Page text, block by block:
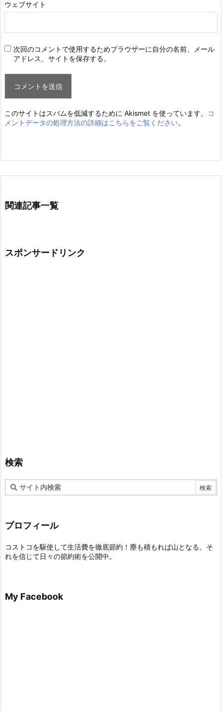
ウェブサイト
次回のコメントで使用するためブラウザーに自分の名前、メール
アドレス、サイトを保存する。
このサイトはスパムを低減するために Akismet を使っています。
コ
メントデータの処理方法の詳細はこちらをご覧ください。
関連記事一覧
スポンサードリンク
検索
プロフィール
コストコを駆使して生活費を徹底節約！塵も積もれば山となる。そ
れを信じて日々の節約術を公開中。
My Facebook